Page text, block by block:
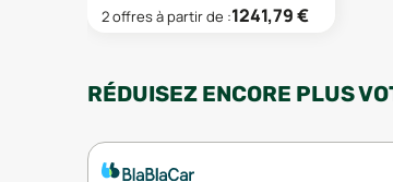
2offresà partir de :1241,79€
RÉDUISEZ ENCORE PLUS